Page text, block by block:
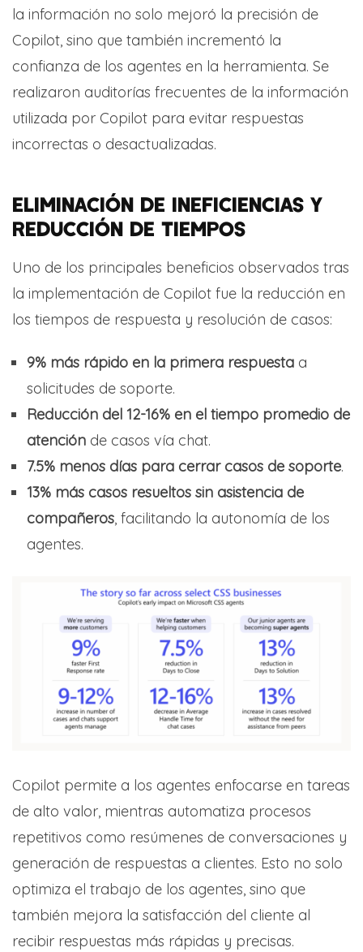
la información no solo mejoró la precisión de
Copilot, sino que también incrementó la
confianza de los agentes en la herramienta. Se
realizaron auditorías frecuentes de la información
utilizada por Copilot para evitar respuestas
incorrectas o desactualizadas.
ELIMINACIÓN DE INEFICIENCIAS Y
REDUCCIÓN DE TIEMPOS
Uno de los principales beneficios observados tras
la implementación de Copilot fue la reducción en
los tiempos de respuesta y resolución de casos:
9% más rápido en la primera respuesta a
solicitudes de soporte.
Reducción del 12-16% en el tiempo promedio de
atención de casos vía chat.
7.5% menos días para cerrar casos de soporte.
13% más casos resueltos sin asistencia de
compañeros, facilitando la autonomía de los
agentes.
Copilot permite a los agentes enfocarse en tareas
de alto valor, mientras automatiza procesos
repetitivos como resúmenes de conversaciones y
generación de respuestas a clientes. Esto no solo
optimiza el trabajo de los agentes, sino que
también mejora la satisfacción del cliente al
recibir respuestas más rápidas y precisas.